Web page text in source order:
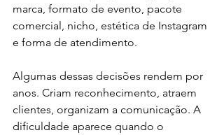
marca, formato de evento, pacote
comercial, nicho, estética de Instagram
e forma de atendimento.
Algumas dessas decisões rendem por
anos. Criam reconhecimento, atraem
clientes, organizam a comunicação. A
dificuldade aparece quando o